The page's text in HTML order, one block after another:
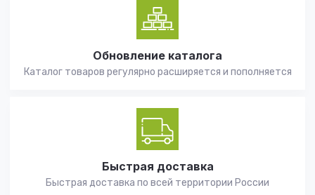
Обновление каталога
Каталог товаров регулярно расширяется и пополняется
Быстрая доставка
Быстрая доставка по всей территории России